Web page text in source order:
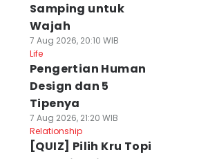
Samping untuk
Wajah
7 Aug 2026, 20:10 WIB
Life
Pengertian Human
Design dan 5
Tipenya
7 Aug 2026, 21:20 WIB
Relationship
[QUIZ] Pilih Kru Topi